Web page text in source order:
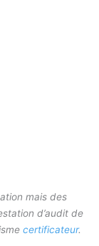
mais des
d’audit de
certificateur.